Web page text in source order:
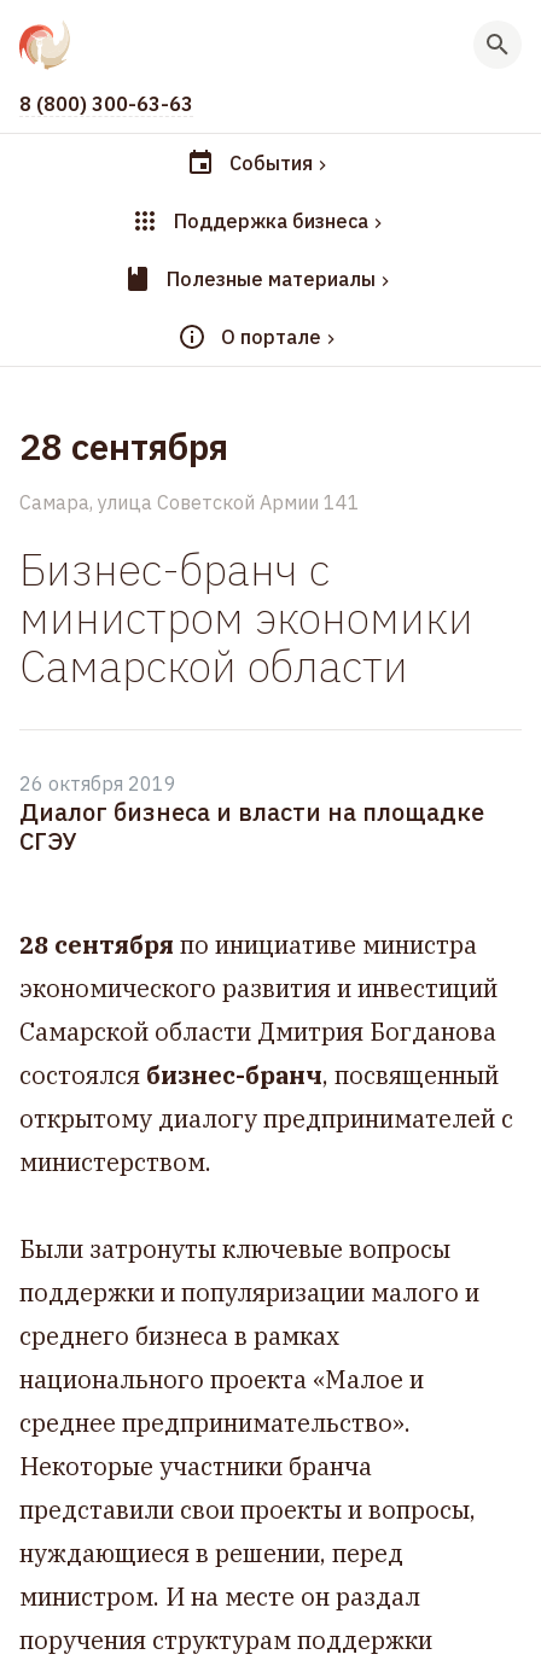
8 (800) 300-63-63
События
Поддержка бизнеса
Полезные материалы
О портале
28 сентября
Самара, улица Советской Армии 141
Бизнес-бранч с
министром экономики
Самарской области
26 октября 2019
Диалог бизнеса и власти на площадке
СГЭУ
28 сентября по инициативе министра
экономического развития и инвестиций
Самарской области Дмитрия Богданова
состоялся бизнес-бранч, посвященный
открытому диалогу предпринимателей с
министерством.
Были затронуты ключевые вопросы
поддержки и популяризации малого и
среднего бизнеса в рамках
национального проекта «Малое и
среднее предпринимательство».
Некоторые участники бранча
представили свои проекты и вопросы,
нуждающиеся в решении, перед
министром. И на месте он раздал
поручения структурам поддержки